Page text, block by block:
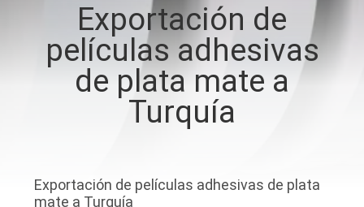
FÁBRICA
CALIDAD
Exportación de
películas adhesivas
de plata mate a
Turquía
Exportación de películas adhesivas de plata
mate a Turquía